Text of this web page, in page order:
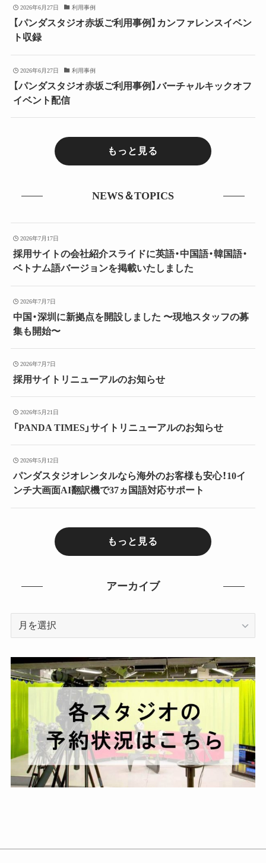
2026年6月27日 利用事例
【パンダスタジオ赤坂ご利用事例】カンファレンスイベン
ト収録
2026年6月27日 利用事例
【パンダスタジオ赤坂ご利用事例】バーチャルキックオフ
イベント配信
もっと見る
NEWS＆TOPICS
2026年7月17日
採用サイトの会社紹介スライドに英語・中国語・韓国語・
ベトナム語バージョンを掲載いたしました
2026年7月7日
中国・深圳に新拠点を開設しました 〜現地スタッフの募
集も開始〜
2026年7月7日
採用サイトリニューアルのお知らせ
2026年5月21日
「PANDA TIMES」サイトリニューアルのお知らせ
2026年5月12日
パンダスタジオレンタルなら海外のお客様も安心！10イ
ンチ大画面AI翻訳機で37ヵ国語対応サポート
もっと見る
アーカイブ
イ
ブ